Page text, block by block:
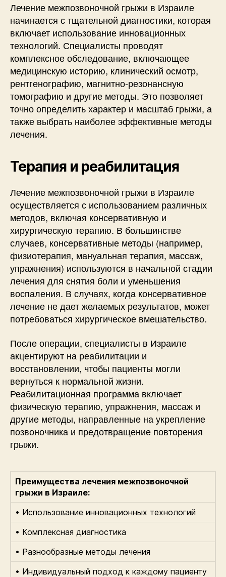
Лечение межпозвоночной грыжи в Израиле
начинается с тщательной диагностики, которая
включает использование инновационных
технологий. Специалисты проводят
комплексное обследование, включающее
медицинскую историю, клинический осмотр,
рентгенографию, магнитно-резонансную
томографию и другие методы. Это позволяет
точно определить характер и масштаб грыжи, а
также выбрать наиболее эффективные методы
лечения.
Терапия и реабилитация
Лечение межпозвоночной грыжи в Израиле
осуществляется с использованием различных
методов, включая консервативную и
хирургическую терапию. В большинстве
случаев, консервативные методы (например,
физиотерапия, мануальная терапия, массаж,
упражнения) используются в начальной стадии
лечения для снятия боли и уменьшения
воспаления. В случаях, когда консервативное
лечение не дает желаемых результатов, может
потребоваться хирургическое вмешательство.
После операции, специалисты в Израиле
акцентируют на реабилитации и
восстановлении, чтобы пациенты могли
вернуться к нормальной жизни.
Реабилитационная программа включает
физическую терапию, упражнения, массаж и
другие методы, направленные на укрепление
позвоночника и предотвращение повторения
грыжи.
Преимущества лечения межпозвоночной
грыжи в Израиле:
• Использование инновационных технологий
• Комплексная диагностика
• Разнообразные методы лечения
• Индивидуальный подход к каждому пациенту